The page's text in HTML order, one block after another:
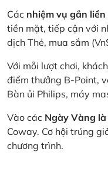
Các nhiệm vụ gắn
tiền mặt, tiếp cận với
dịch Thẻ, mua sắm
Với mỗi lượt chơi,
điểm thưởng B-Point,
Bàn ủi Philips, máy
Vào các Ngày Vàng
Coway. Cơ hội trúng
chương trình.